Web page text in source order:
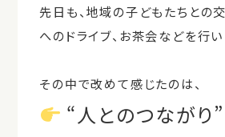
先日も、地域の子どもたちとの
へのドライブ、お茶会などを行い
その中で改めて感じたのは、
“人とのつながり”